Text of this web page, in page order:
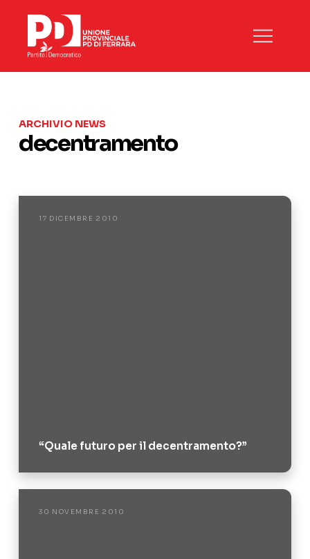
ARCHIVIO NEWS
decentramento
17 DICEMBRE 2010
“Quale futuro per il decentramento?”
30 NOVEMBRE 2010